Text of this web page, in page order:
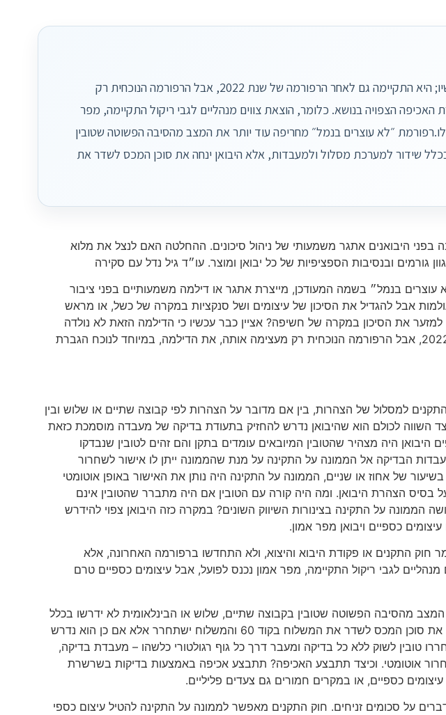
אציין כבר עכשיו כי הדילמה הזאת לא נולדה עכשיו; היא התקיימה גם לאחר הרפורמה של שנת 2022, אבל הרפורמה הנוכחית רק
הצפויה בנושא. כלומר, הוצאת צווים מנהליים לגבי ריקול התקיימה, מפר
״לא עוצרים בנמל״ מחריפה עוד יותר את המצב מהסיבה הפשוטה שטובין
שידור למערכת מסלול ולמעבדות, אלא היבואן ינחה את סוכן המכס לשדר את
היבואנים אתגר משמעותי של ניהול סיכונים. ההחלטה האם לנצל את מלוא
גורמים ובנסיבות הספציפיות של כל יבואן ומוצר. עו״ד גיל נדל עם סקירה
בנמל״ בשמה המעודכן, מייצרת אתגר או דילמה משמעותיים בפני ציבור
אבל להגדיל את הסיכון של עיצומים ושל סנקציות במקרה של כשל, או מראש
את הסיכון במקרה של חשיפה? אציין כבר עכשיו כי הדילמה הזאת לא נולדה
עכשיו; היא התקיימה גם לאחר הרפורמה של שנת 2022, אבל הרפורמה הנוכחית רק מעצימה אותה, את הדילמה, במיוחד לנוכח הגברת
של 2022 הועברו מרבית התקנים למסלול של הצהרות, בין אם מדובר על הצהרות לפי קבוצה שתיים או שלוש ובין
השווה לכולם הוא שהיבואן נדרש להחזיק בתעודת בדיקה של מעבדה מוסמכת כזאת
היה מצהיר שהטובין המיובאים עומדים בתקן והם זהים לטובין שנבדקו
הבדיקה אל הממונה על התקינה על מנת שהממונה ייתן לו אישור לשחרור
של אחוז או שניים, הממונה על התקינה היה נותן את האישור באופן אוטומטי
בסיס הצהרת היבואן. ומה היה קורה עם הטובין אם היה מתברר שהטובין אינם
על התקינה בצינורות השיווק השונים? במקרה כזה היבואן צפוי להידרש
כספיים ויבואן מפר אמון.
חוק התקנים או פקודת היבוא והיצוא, ולא התחדשו ברפורמה האחרונה, אלא
לגבי ריקול התקיימה, מפר אמון נכנס לפועל, אבל עיצומים כספיים טרם
מהסיבה הפשוטה שטובין בקבוצה שתיים, שלוש או הבינלאומית לא ידרשו בכלל
שידור למערכת מסלול ולמעבדות, אלא היבואן ינחה את סוכן המכס לשדר את המשלוח בקוד 60 והמשלוח ישתחרר אלא אם כן הוא נדרש
טובין לשוק ללא כל בדיקה ומעבר דרך כל גוף רגולטורי כלשהו – מעבדת בדיקה,
אוטומטי. וכיצד תתבצע האכיפה? תתבצע אכיפה באמצעות בדיקות בשרשרת
כספיים, או במקרים חמורים גם צעדים פליליים.
על סכומים זניחים. חוק התקנים מאפשר לממונה על התקינה להטיל עיצום כספי